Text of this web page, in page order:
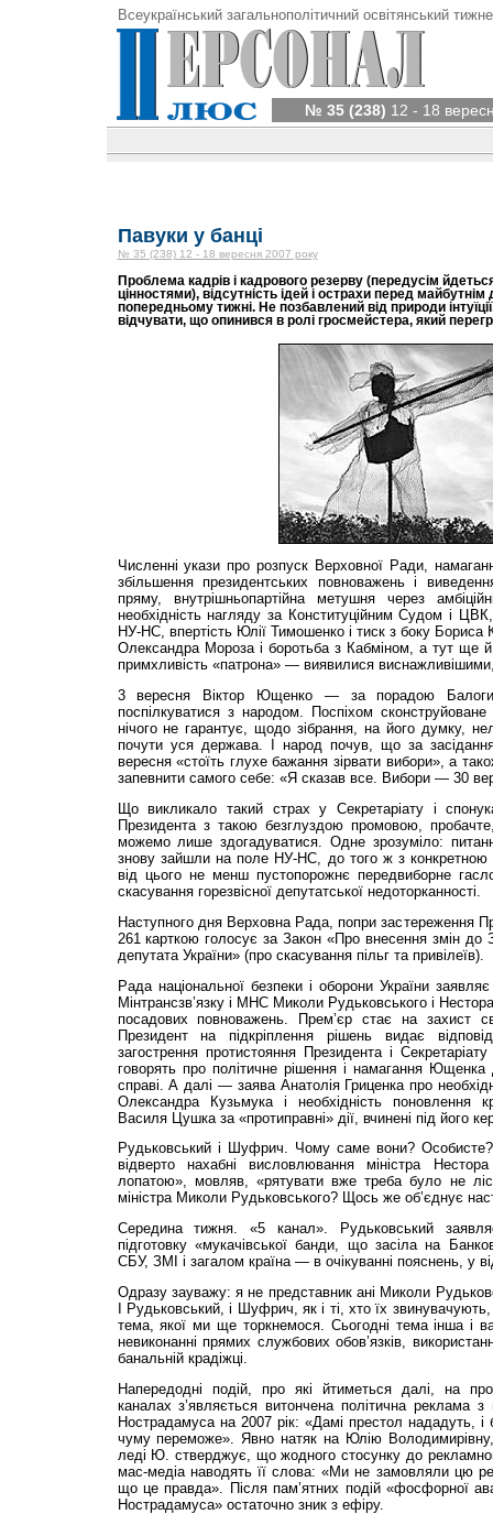
Всеукраїнський загальнополітичний освітянський
№ 35 (238) 12 - 18
Павуки у банці
№ 35 (238) 12 - 18 вересня 2007 року
Проблема кадрів і кадрового резерву (передусім
цінностями), відсутність ідей і острахи перед
попередньому тижні. Не позбавлений від природи
відчувати, що опинився в ролі гросмейстера, який
Численні укази про розпуск Верховної Ради,
збільшення президентських повноважень і
пряму, внутрішньопартійна метушня через
необхідність нагляду за Конституційним Судом і
НУ-НС, впертість Юлії Тимошенко і тиск з боку Бориса
Олександра Мороза і боротьба з Кабміном, а тут ще й
примхливість «патрона» — виявилися
3 вересня Віктор Ющенко — за порадою
поспілкуватися з народом. Поспіхом
нічого не гарантує, щодо зібрання, на його думку,
почути уся держава. І народ почув, що за
вересня «стоїть глухе бажання зірвати вибори», а
запевнити самого себе: «Я сказав все. Вибори — 30
Що викликало такий страх у Секретаріату і
Президента з такою безглуздою промовою,
можемо лише здогадуватися. Одне зрозуміло:
знову зайшли на поле НУ-НС, до того ж з конкретною
від цього не менш пустопорожнє передвиборне
скасування горезвісної депутатської недоторканності.
Наступного дня Верховна Рада, попри застереження
261 карткою голосує за Закон «Про внесення змін до
депутата України» (про скасування пільг та привілеїв).
Рада національної безпеки і оборони України заявляє
Мінтранс­зв’язку і МНС Миколи Рудьковського і
посадових повноважень. Прем’єр стає на захист
Президент на підкріплення рішень видає
загострення протистояння Президента і
говорять про політичне рішення і намагання Ющенка
справі. А далі — заява Анатолія Гриценка про
Олександра Кузьмука і необхідність поновлення
Василя Цушка за «протиправні» дії, вчинені під його
Рудьковський і Шуфрич. Чому саме вони? Особисте?
відверто нахабні висловлювання міністра
лопатою», мовляв, «рятувати вже треба було не
міністра Миколи Рудьковського? Щось же об’єднує
Середина тижня. «5 канал». Рудьковський
підготовку «мукачівської банди, що засіла на
СБУ, ЗМІ і загалом країна — в очікуванні пояснень, у
Одразу зауважу: я не представник ані Миколи
І Рудьковський, і Шуфрич, як і ті, хто їх
тема, якої ми ще торкнемося. Сьогодні тема інша і
невиконанні прямих службових обов’язків,
банальній крадіжці.
Напередодні подій, про які йтиметься далі, на
каналах з’являється витончена політична реклама
Нострадамуса на 2007 рік: «Дамі престол нададуть,
чуму переможе». Явно натяк на Юлію Володимирівну,
леді Ю. стверджує, що жодного стосунку до
мас-медіа наводять її слова: «Ми не замовляли цю
що це правда». Після пам’ятних подій «фосфорної
Нострадамуса» остаточно зник з ефіру.